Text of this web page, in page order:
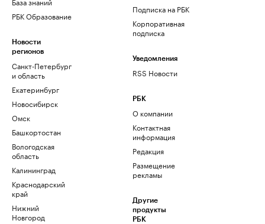
РБК Образование
Новости
регионов
Санкт-Петербург
и область
Екатеринбург
Новосибирск
Омск
Башкортостан
Вологодская
область
Калининград
Краснодарский
край
Нижний
Новгород
Подписка на РБК
Корпоративная
подписка
Уведомления
RSS Новости
РБК
О компании
Контактная
информация
Редакция
Размещение
рекламы
Другие
продукты
РБК